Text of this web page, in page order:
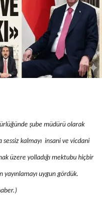
şube müdürü olarak
sessiz kalmayı insani ve vicdani
üzere yolladığı mektubu hiçbir
uygun gördük.